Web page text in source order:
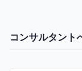
コンサルタント